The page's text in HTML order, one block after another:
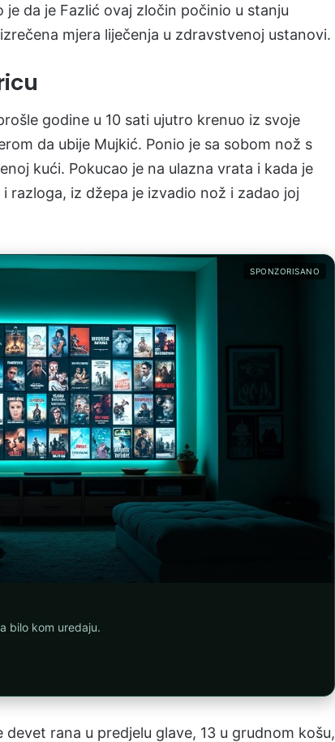
da je Fazlić ovaj zločin počinio u stanju
mjera liječenja u zdravstvenoj ustanovi.
godine u 10 sati ujutro krenuo iz svoje
da ubije Mujkić. Ponio je sa sobom nož s
kući. Pokucao je na ulazna vrata i kada je
razloga, iz džepa je izvadio nož i zadao joj
SPONZORISANO
bilo kom uredaju.
rana u predjelu glave, 13 u grudnom košu,